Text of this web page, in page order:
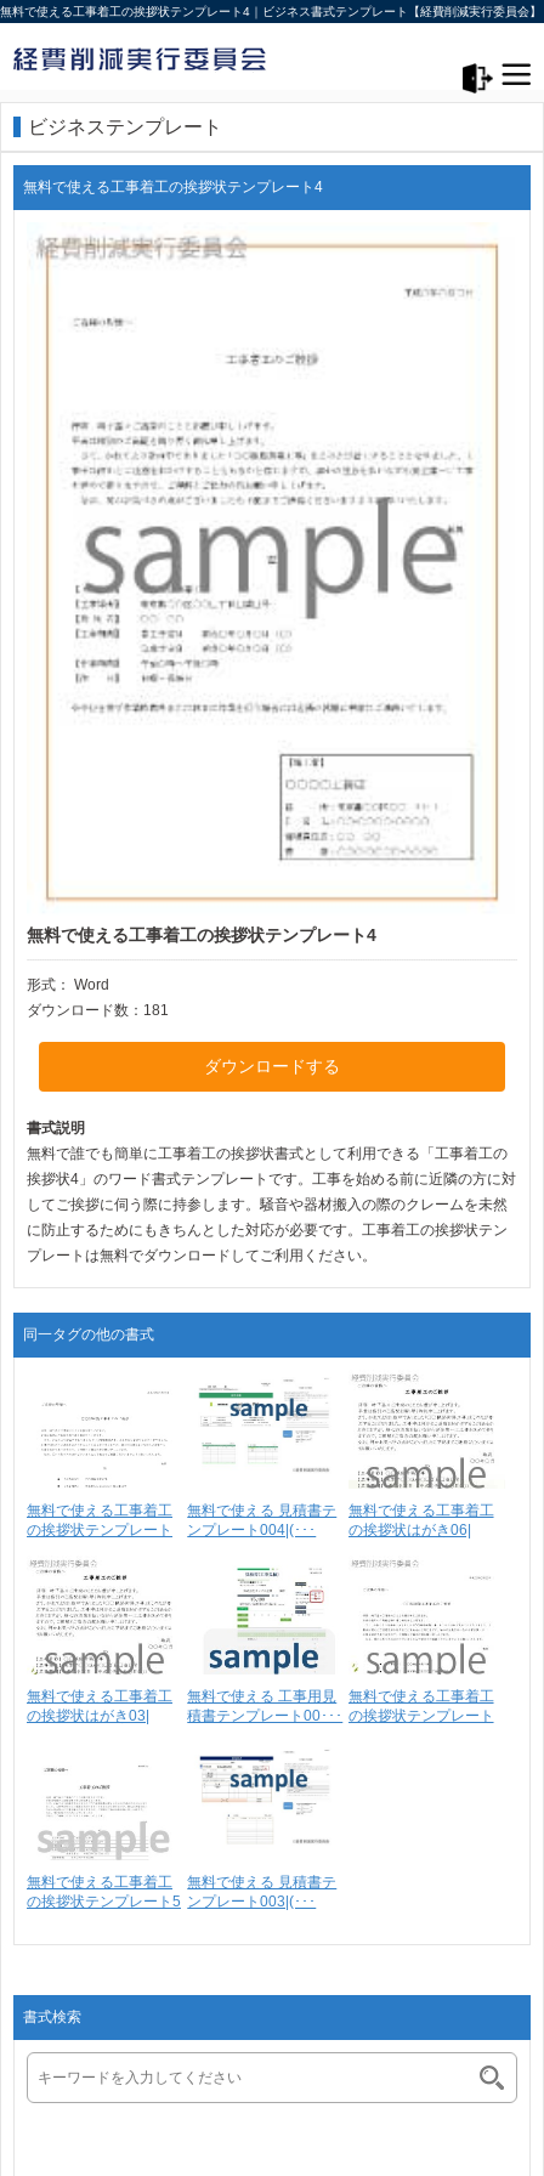
無料で使える工事着工の挨拶状テンプレート4｜ビジネス書式テンプレート【経費削減実行委員会】
ビジネステンプレート
無料で使える工事着工の挨拶状テンプレート4
無料で使える工事着工の挨拶状テンプレート4
形式： Word
ダウンロード数：181
ダウンロードする
書式説明
無料で誰でも簡単に工事着工の挨拶状書式として利用できる「工事着工の
挨拶状4」のワード書式テンプレートです。工事を始める前に近隣の方に対
してご挨拶に伺う際に持参します。騒音や器材搬入の際のクレームを未然
に防止するためにもきちんとした対応が必要です。工事着工の挨拶状テン
プレートは無料でダウンロードしてご利用ください。
同一タグの他の書式
無料で使える工事着工
の挨拶状テンプレート
無料で使える 見積書テ
ンプレート004|(･･･
無料で使える工事着工
の挨拶状はがき06|
無料で使える工事着工
の挨拶状はがき03|
無料で使える 工事用見
積書テンプレート00･･･
無料で使える工事着工
の挨拶状テンプレート
無料で使える工事着工
の挨拶状テンプレート5
無料で使える 見積書テ
ンプレート003|(･･･
書式検索